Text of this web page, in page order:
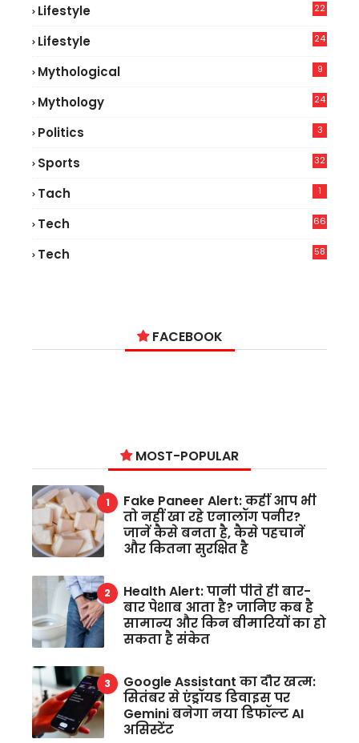
Lifestyle
22
Lifestyle
24
Mythological 9
Mythology 24
Politics 3
Sports 32
Tach 1
Tech
66
Tech
58
FACEBOOK
MOST-POPULAR
Fake Paneer Alert: कहीं आप भी
तो नहीं खा रहे एनालॉग पनीर?
जानें कैसे बनता है, कैसे पहचानें
और कितना सुरक्षित है
Health Alert: पानी पीते ही बार-
बार पेशाब आता है? जानिए कब है
सामान्य और किन बीमारियों का हो
सकता है संकेत
Google Assistant का दौर खत्म:
सितंबर से एंड्रॉयड डिवाइस पर
Gemini बनेगा नया डिफॉल्ट AI
असिस्टेंट